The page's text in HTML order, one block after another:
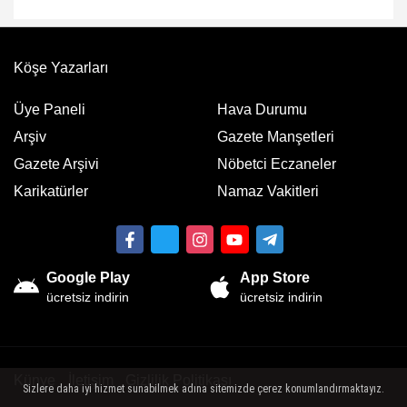
Köşe Yazarları
Üye Paneli
Arşiv
Gazete Arşivi
Karikatürler
Hava Durumu
Gazete Manşetleri
Nöbetci Eczaneler
Namaz Vakitleri
Google Play
ücretsiz indirin
App Store
ücretsiz indirin
Künye İletişim Gizlilik Politikası
Sizlere daha iyi hizmet sunabilmek adına sitemizde çerez konumlandırmaktayız.